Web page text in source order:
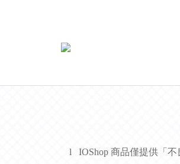
l IOShop 商品僅提供「不